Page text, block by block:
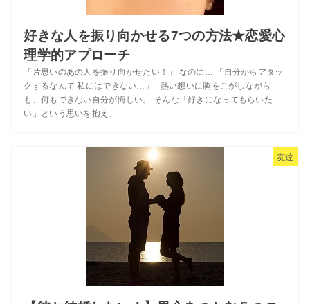
好きな人を振り向かせる7つの方法★恋愛心
理学的アプローチ
「片思いのあの人を振り向かせたい！」 なのに… 「自分からアタッ
クするなんて 私にはできない…」 熱い想いに胸をこがしながら
も、何もできない自分が悔しい。 そんな「好きになってもらいた
い」という思いを抱え、...
友達